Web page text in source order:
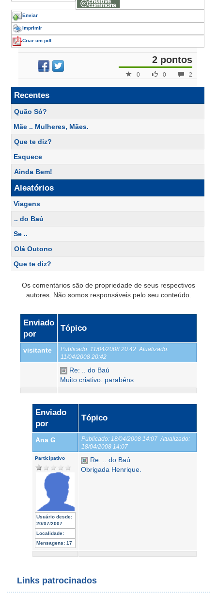
Enviar
Imprimir
Criar um pdf
2 pontos
2
0
0
Recentes
Quão Só?
Mãe .. Mulheres, Mães.
Que te diz?
Esquece
Ainda Bem!
Aleatórios
Viagens
.. do Baú
Se ..
Olá Outono
Que te diz?
Os comentários são de propriedade de seus respectivos
autores. Não somos responsáveis pelo seu conteúdo.
Enviado
por
Tópico
visitante Publicado: 11/04/2008 20:42 Atualizado:
11/04/2008 20:42
Re: .. do Baú
Muito criativo. parabéns
Enviado
por
Tópico
Ana G Publicado: 18/04/2008 14:07 Atualizado:
18/04/2008 14:07
Participativo
Usuário desde:
20/07/2007
Localidade:
Mensagens: 17
Re: .. do Baú
Obrigada Henrique.
Links patrocinados